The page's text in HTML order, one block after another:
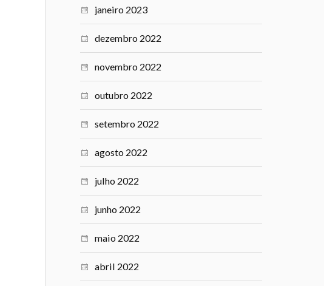
janeiro 2023
dezembro 2022
novembro 2022
outubro 2022
setembro 2022
agosto 2022
julho 2022
junho 2022
maio 2022
abril 2022